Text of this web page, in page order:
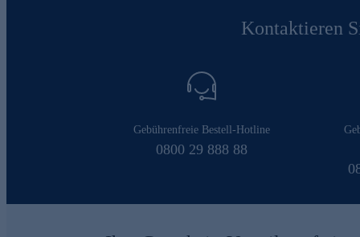
Kontaktieren
Gebührenfreie Bestell-Hotline
0800 29 888 88